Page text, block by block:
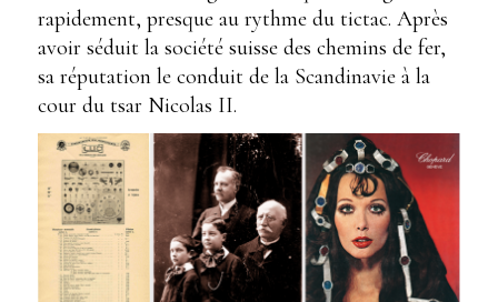
rapidement, presque au rythme du tictac. Après
avoir séduit la société suisse des chemins de fer,
sa réputation le conduit de la Scandinavie à la
cour du tsar Nicolas II.